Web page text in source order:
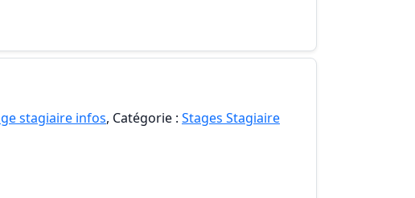
stagiaire infos, Catégorie : Stages Stagiaire